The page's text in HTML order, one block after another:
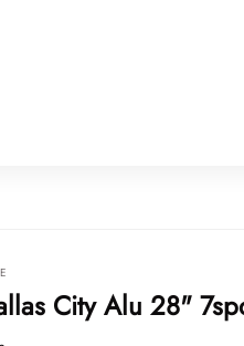
City Alu 28"